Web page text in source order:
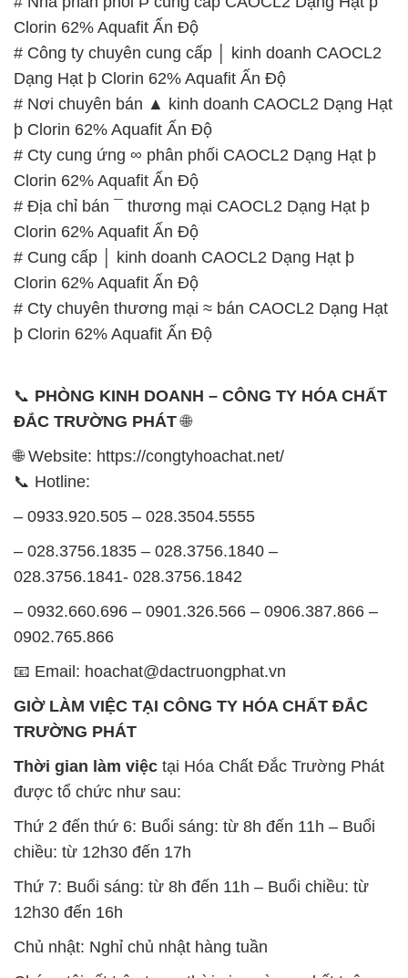
Clorin 62% Aquafit Ấn Độ
# Công ty chuyên cung cấp │ kinh doanh CAOCL2
Dạng Hạt þ Clorin 62% Aquafit Ấn Độ
# Nơi chuyên bán ▲ kinh doanh CAOCL2 Dạng Hạt
þ Clorin 62% Aquafit Ấn Độ
# Cty cung ứng ∞ phân phối CAOCL2 Dạng Hạt þ
Clorin 62% Aquafit Ấn Độ
# Địa chỉ bán ¯ thương mại CAOCL2 Dạng Hạt þ
Clorin 62% Aquafit Ấn Độ
# Cung cấp │ kinh doanh CAOCL2 Dạng Hạt þ
Clorin 62% Aquafit Ấn Độ
# Cty chuyên thương mại ≈ bán CAOCL2 Dạng Hạt
þ Clorin 62% Aquafit Ấn Độ
📞 PHÒNG KINH DOANH – CÔNG TY HÓA CHẤT
ĐẮC TRƯỜNG PHÁT🌐
🌐 Website: https://congtyhoachat.net/
📞 Hotline:
– 0933.920.505 – 028.3504.5555
– 028.3756.1835 – 028.3756.1840 –
028.3756.1841- 028.3756.1842
– 0932.660.696 – 0901.326.566 – 0906.387.866 –
0902.765.866
📧 Email: hoachat@dactruongphat.vn
GIỜ LÀM VIỆC TẠI CÔNG TY HÓA CHẤT ĐẮC
TRƯỜNG PHÁT
Thời gian làm việc tại Hóa Chất Đắc Trường Phát
được tổ chức như sau:
Thứ 2 đến thứ 6: Buổi sáng: từ 8h đến 11h – Buổi
chiều: từ 12h30 đến 17h
Thứ 7: Buổi sáng: từ 8h đến 11h – Buổi chiều: từ
12h30 đến 16h
Chủ nhật: Nghỉ chủ nhật hàng tuần